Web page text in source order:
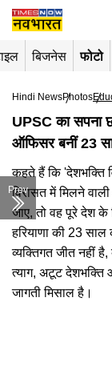
बिजनेस फोटो
Hindi NewsPhotos
UPSC का सपना
ऑफिसर बनीं 23
कहते हैं कि 'देशभक्ति
विरासत में मिलने
जाए, तो वह पूरे देश के
हरियाणा की 23
व्यक्तिगत जीत नहीं
त्याग, अटूट देशभक्ति
जागती मिसाल है।
Prev